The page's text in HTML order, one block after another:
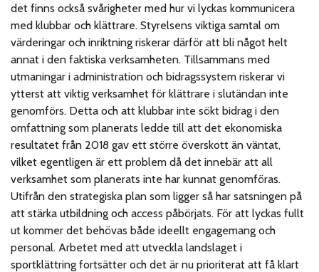
det finns också svårigheter med hur vi lyckas kommunicera
med klubbar och klättrare. Styrelsens viktiga samtal om
värderingar och inriktning riskerar därför att bli något helt
annat i den faktiska verksamheten. Tillsammans med
utmaningar i administration och bidragssystem riskerar vi
ytterst att viktig verksamhet för klättrare i slutändan inte
genomförs. Detta och att klubbar inte sökt bidrag i den
omfattning som planerats ledde till att det ekonomiska
resultatet från 2018 gav ett större överskott än väntat,
vilket egentligen är ett problem då det innebär att all
verksamhet som planerats inte har kunnat genomföras.
Utifrån den strategiska plan som ligger så har satsningen på
att stärka utbildning och access påbörjats. För att lyckas fullt
ut kommer det behövas både ideellt engagemang och
personal. Arbetet med att utveckla landslaget i
sportklättring fortsätter och det är nu prioriterat att få klart